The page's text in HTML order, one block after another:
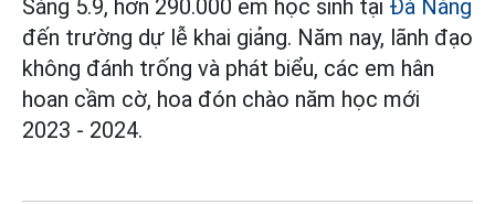
Sáng 5.9, hơn 290.000 em học sinh tại Đà Nẵng
đến trường dự lễ khai giảng. Năm nay, lãnh đạo
không đánh trống và phát biểu, các em hân
hoan cầm cờ, hoa đón chào năm học mới
2023 - 2024.